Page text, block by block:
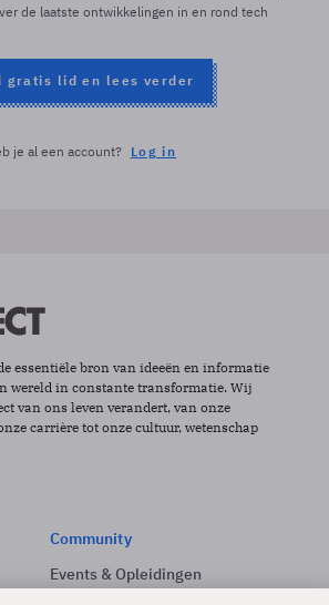
de laatste ontwikkelingen in en rond tech
gratis lid en lees verder
je al een account? Log in
essentiële bron van ideeën en informatie
wereld in constante transformatie. Wij
van ons leven verandert, van onze
carrière tot onze cultuur, wetenschap
Community
Events & Opleidingen